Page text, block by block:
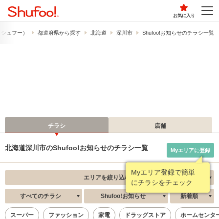
お気に入り
ュフー） 都道府県から探す 北海道 深川市 Shufoo!お知らせのチラシ一覧
チラシ 店舗
北海道深川市のShufoo!お知らせのチラシ一覧
Myエリア登録で簡単
にチラシをチェック
Myエリアに登録
エリアを絞り込む
すべてのチラシ Shufoo!お知らせ 新着順
スーパー ファッション 家電 ドラッグストア ホームセンタ